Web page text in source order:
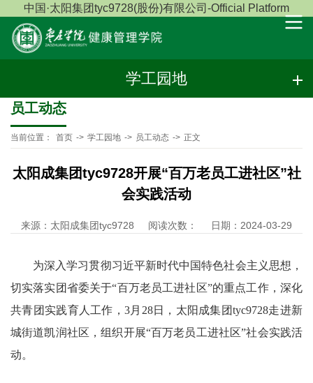
中国·太阳集团tyc9728(股份)有限公司-Official Platform
学工园地
员工动态
当前位置： 首页 -> 学工园地 -> 员工动态 -> 正文
太阳成集团tyc9728开展“百万老员工进社区”社
会实践活动
来源：太阳成集团tyc9728 阅读次数： 日期：2024-03-29
为深入学习贯彻习近平新时代中国特色社会主义思想，
切实落实团省委关于“百万老员工进社区”的重点工作，深化
共青团实践育人工作，3月28日，太阳成集团tyc9728走进新
城街道凯润社区，组织开展“百万老员工进社区”社会实践活
动。